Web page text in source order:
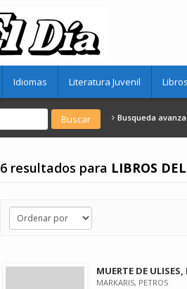
Idiomas Literatura Juvenil
Busqueda
6 resultados para LIBROS
MUERTE DE ULISES,
MARKARIS, PETROS